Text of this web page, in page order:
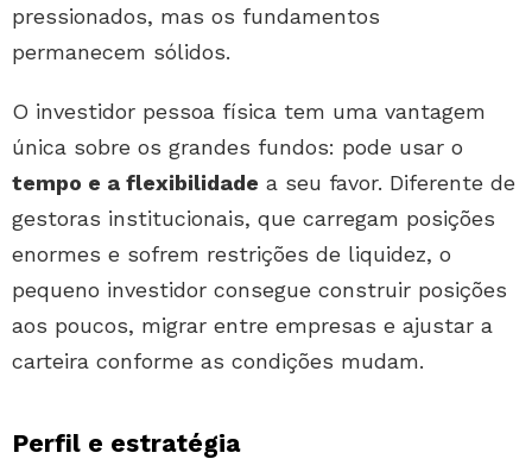
pressionados, mas os fundamentos
permanecem sólidos.
O investidor pessoa física tem uma vantagem
única sobre os grandes fundos: pode usar o
tempo e a flexibilidade a seu favor. Diferente de
gestoras institucionais, que carregam posições
enormes e sofrem restrições de liquidez, o
pequeno investidor consegue construir posições
aos poucos, migrar entre empresas e ajustar a
carteira conforme as condições mudam.
Perfil e estratégia